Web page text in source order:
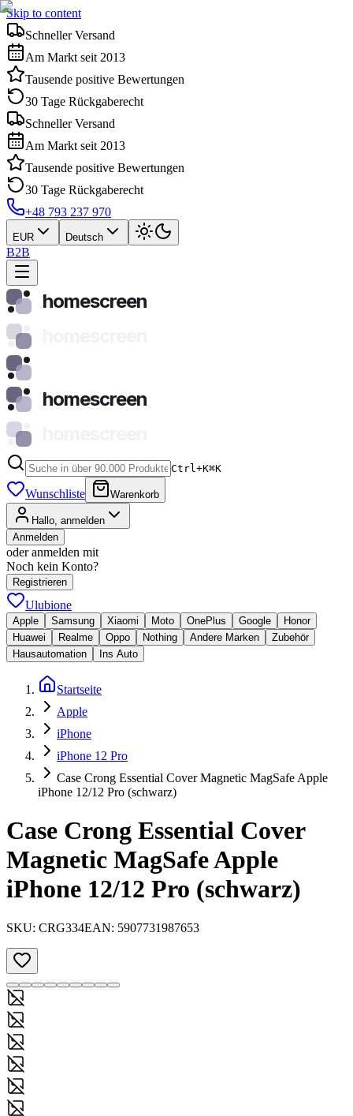
Skip to content
Schneller Versand
Am Markt seit 2013
Tausende positive Bewertungen
30 Tage Rückgaberecht
Schneller Versand
Am Markt seit 2013
Tausende positive Bewertungen
30 Tage Rückgaberecht
+48 793 237 970
EUR Deutsch
B2B
homescreen
homescreen
Ctrl+K⌘K
Wunschliste Warenkorb
Hallo, anmelden
Anmelden
oder anmelden mit
Noch kein Konto?
Registrieren
Ulubione
Apple Samsung Xiaomi Moto OnePlus Google
Honor
Huawei
Realme Oppo Nothing Andere Marken
Zubehör
Hausautomation
Ins Auto
Startseite
Apple
iPhone
iPhone 12 Pro
Case Crong Essential Cover Magnetic MagSafe Apple
iPhone 12/12 Pro (schwarz)
Case Crong Essential Cover
Magnetic MagSafe Apple
iPhone 12/12 Pro (schwarz)
SKU: CRG334EAN: 5907731987653